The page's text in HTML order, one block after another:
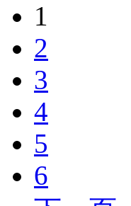
1
2
3
4
5
6